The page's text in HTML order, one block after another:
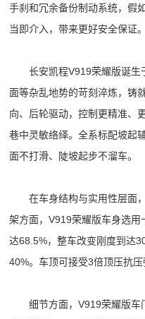
手刹和冗余备份制动系统，假
当即介入，带来更好安全保证。
长安凯程V919荣耀版诞生
面等杂乱地势的苛刻淬炼，铸
向、后轮驱动，控制更精准、
巷中灵敏络绎。全系标配坡起
面不打滑、陡坡起步不溜车。
在车身结构与实用性层面，
架方面，V919荣耀版车身选
达68.5%，整车改变刚度到达
40%。车顶可接受3倍顶压抗
细节方面，V919荣耀版车